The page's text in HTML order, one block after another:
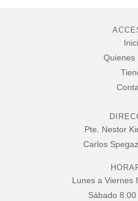
Quienes
Pte. Nestor
Carlos
Lunes a Viernes
Sábado